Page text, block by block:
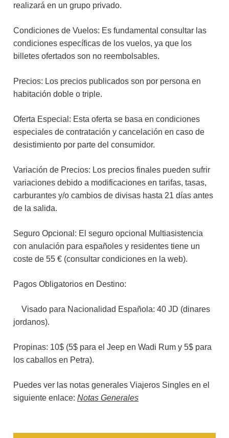
realizará en un grupo privado.
Condiciones de Vuelos: Es fundamental consultar las
condiciones específicas de los vuelos, ya que los
billetes ofertados son no reembolsables.
Precios: Los precios publicados son por persona en
habitación doble o triple.
Oferta Especial: Esta oferta se basa en condiciones
especiales de contratación y cancelación en caso de
desistimiento por parte del consumidor.
Variación de Precios: Los precios finales pueden sufrir
variaciones debido a modificaciones en tarifas, tasas,
carburantes y/o cambios de divisas hasta 21 días antes
de la salida.
Seguro Opcional: El seguro opcional Multiasistencia
con anulación para españoles y residentes tiene un
coste de 55 € (consultar condiciones en la web).
Pagos Obligatorios en Destino:
Visado para Nacionalidad Española: 40 JD (dinares
jordanos).
Propinas: 10$ (5$ para el Jeep en Wadi Rum y 5$ para
los caballos en Petra).
Puedes ver las notas generales Viajeros Singles en el
siguiente enlace: Notas Generales